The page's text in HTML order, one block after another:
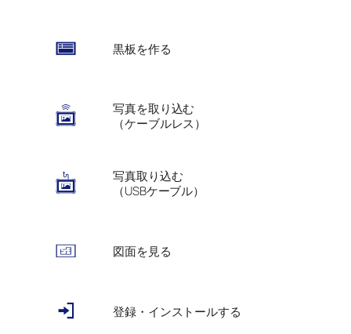
黒板を作る
写真を取り込む
（ケーブルレス）
写真取り込む
（USBケーブル）
図面を見る
登録・インストールする